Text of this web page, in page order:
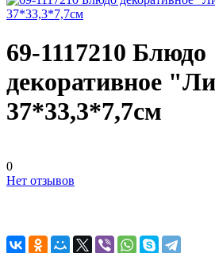
69-1117210 Блюдо
декоративное
37*33,3*7,7см
0
Нет отзывов